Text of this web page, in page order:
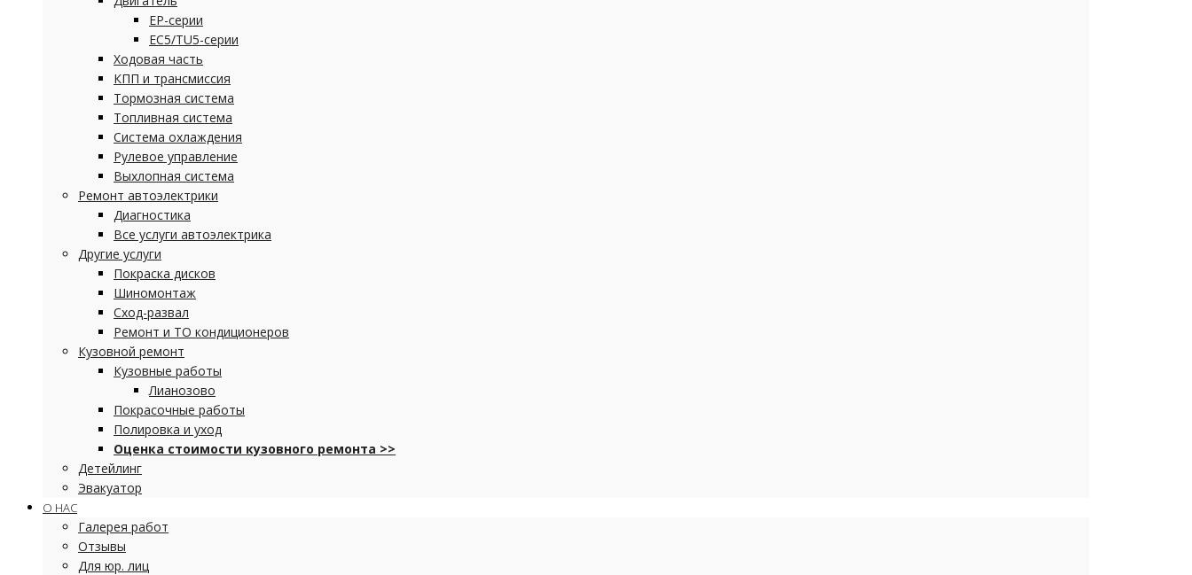
EP-серии
EC5/TU5-серии
Ходовая часть
КПП и трансмиссия
Тормозная система
Топливная система
Система охлаждения
Рулевое управление
Выхлопная система
Ремонт автоэлектрики
Диагностика
Все услуги автоэлектрика
Другие услуги
Покраска дисков
Шиномонтаж
Сход-развал
Ремонт и ТО кондиционеров
Кузовной ремонт
Кузовные работы
Лианозово
Покрасочные работы
Полировка и уход
Оценка стоимости кузовного ремонта >>
Детейлинг
Эвакуатор
О НАС
Галерея работ
Отзывы
Для юр. лиц